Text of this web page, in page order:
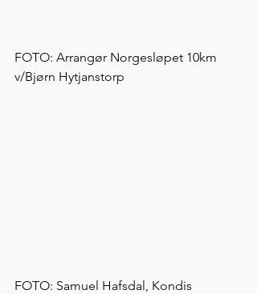
FOTO: Arrangør Norgesløpet 10km
v/Bjørn Hytjanstorp
FOTO: Samuel Hafsdal, Kondis